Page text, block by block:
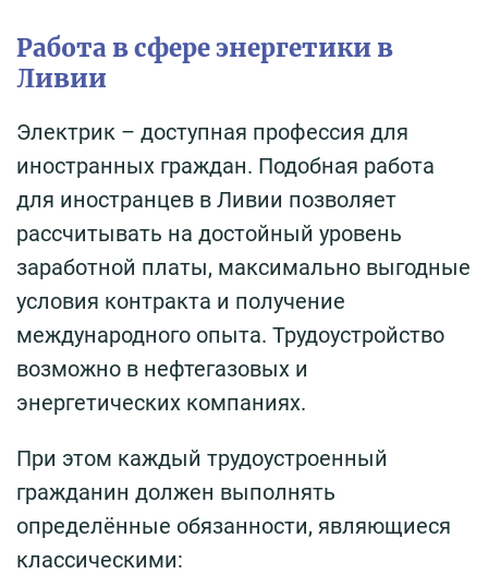
Работа в сфере энергетики в
Ливии
Электрик – доступная профессия для
иностранных граждан. Подобная работа
для иностранцев в Ливии позволяет
рассчитывать на достойный уровень
заработной платы, максимально выгодные
условия контракта и получение
международного опыта. Трудоустройство
возможно в нефтегазовых и
энергетических компаниях.
При этом каждый трудоустроенный
гражданин должен выполнять
определённые обязанности, являющиеся
классическими: